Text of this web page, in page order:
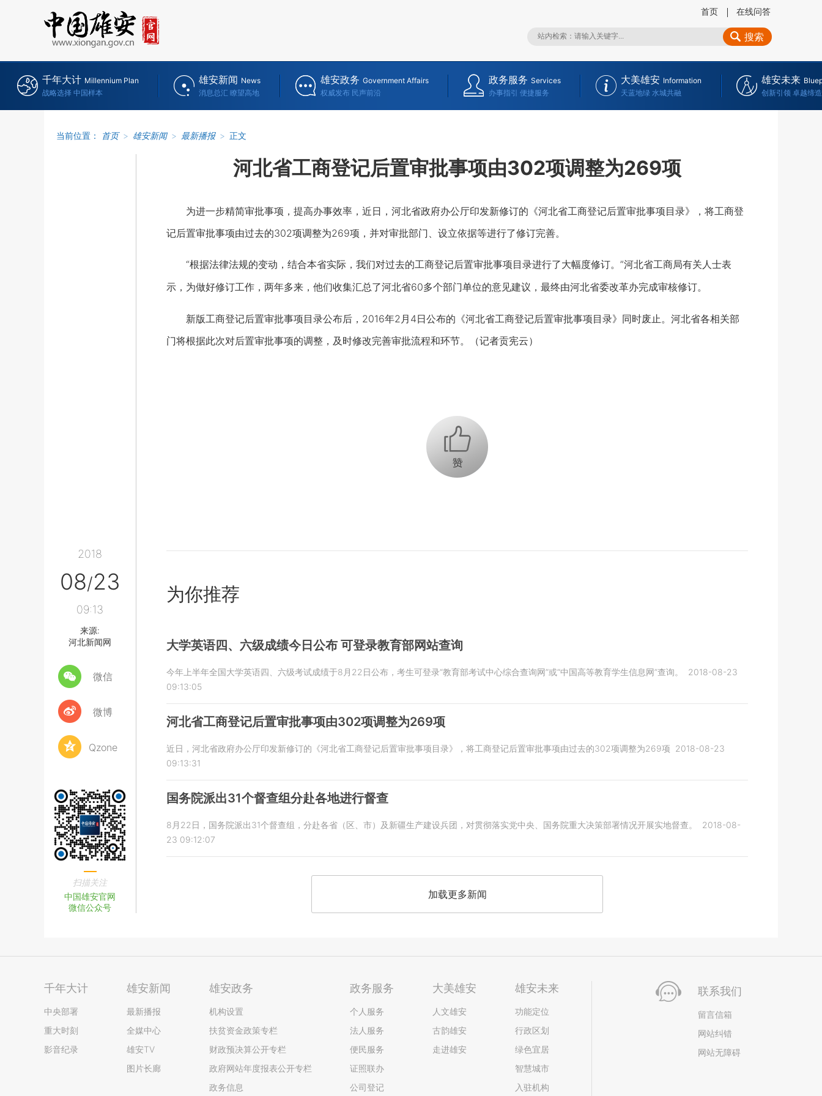
首页 在线问答
搜索
千年大计 Millennium Plan
战略选择 中国样本
雄安新闻 News
消息总汇 瞭望高地
雄安政务 Government Affairs
权威发布 民声前沿
政务服务 Services
办事指引 便捷服务
大美雄安 Information
天蓝地绿 水城共融
雄安未来
创新引领 卓越缔造
当前位置： 首页 > 雄安新闻 > 最新播报 > 正文
2018
08/23
09:13
来源:
河北新闻网
微信
微博
Qzone
扫描关注
中国雄安官网
微信公众号
河北省工商登记后置审批事项由302项调整为269项
为进一步精简审批事项，提高办事效率，近日，河北省政府办公厅印发新修订的《河北省工商登记后置审批事项目录》，将工商登
记后置审批事项由过去的302项调整为269项，并对审批部门、设立依据等进行了修订完善。
“根据法律法规的变动，结合本省实际，我们对过去的工商登记后置审批事项目录进行了大幅度修订。”河北省工商局有关人士表
示，为做好修订工作，两年多来，他们收集汇总了河北省60多个部门单位的意见建议，最终由河北省委改革办完成审核修订。
新版工商登记后置审批事项目录公布后，2016年2月4日公布的《河北省工商登记后置审批事项目录》同时废止。河北省各相关部
门将根据此次对后置审批事项的调整，及时修改完善审批流程和环节。（记者贡宪云）
+1
为你推荐
大学英语四、六级成绩今日公布 可登录教育部网站查询
今年上半年全国大学英语四、六级考试成绩于8月22日公布，考生可登录“教育部考试中心综合查询网”或“中国高等教育学生信息网”查询。
2018-08-23
09:13:05
河北省工商登记后置审批事项由302项调整为269项
近日，河北省政府办公厅印发新修订的《河北省工商登记后置审批事项目录》，将工商登记后置审批事项由过去的302项调整为269项 2018-08-23
09:13:31
国务院派出31个督查组分赴各地进行督查
8月22日，国务院派出31个督查组，分赴各省（区、市）及新疆生产建设兵团，对贯彻落实党中央、国务院重大决策部署情况开展实地督查。
2018-08-
23 09:12:07
加载更多新闻
千年大计
中央部署
重大时刻
影音纪录
雄安新闻
最新播报
全媒中心
雄安TV
图片长廊
雄安政务
机构设置
扶贫资金政策专栏
财政预决算公开专栏
政府网站年度报表公开专栏
政务信息
政务服务
个人服务
法人服务
便民服务
证照联办
公司登记
大美雄安
人文雄安
古韵雄安
走进雄安
雄安未来
功能定位
行政区划
绿色宜居
智慧城市
入驻机构
联系我们
留言信箱
网站纠错
网站无障碍